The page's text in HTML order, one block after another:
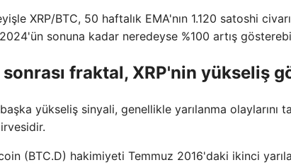
XRP/BTC, 50 haftalık EMA'nın 1.120 satoshi
sonuna kadar neredeyse %100 artış
fraktal, XRP'nin yükseliş
yükseliş sinyali, genellikle yarılanma
(BTC.D) hakimiyeti Temmuz 2016'daki ikinci